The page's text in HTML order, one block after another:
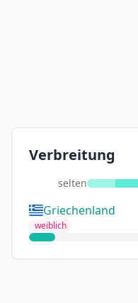
Verbreitung
selten
Griechenland
weiblich